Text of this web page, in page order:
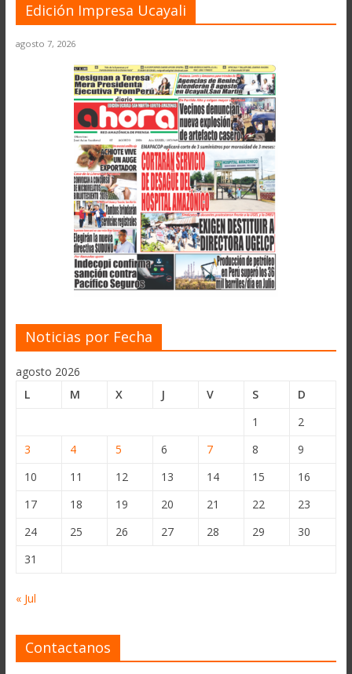
Edición Impresa Ucayali
agosto 7, 2026
Noticias por Fecha
agosto 2026
L
M X J V S
D
1
2
3
4 5 6 7 8
9
10
11 12 13 14 15
16
17
18 19 20 21 22
23
24
25 26 27 28 29
30
31
« Jul
Contactanos